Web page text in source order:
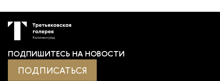
ПОДПИШИТЕСЬ НА НОВОСТИ
ПОДПИСАТЬСЯ